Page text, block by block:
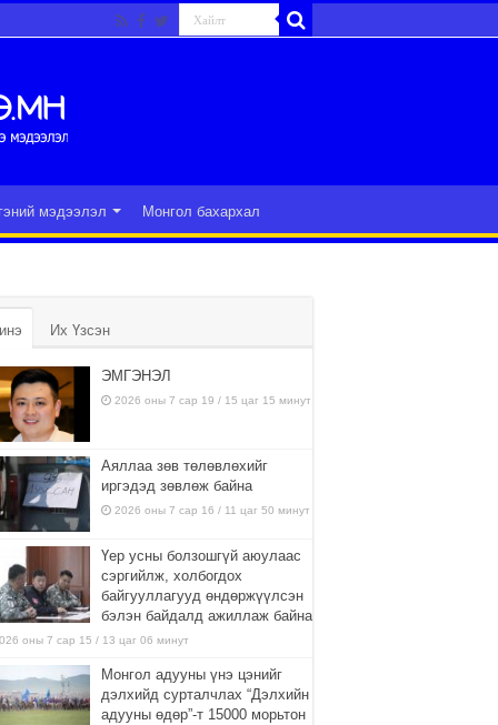
мэдээлэл Монгол бахархал
Их Үзсэн
ЭМГЭНЭЛ
2026 оны 7 сар 19 / 15 цаг 15 минут
Аяллаа зөв төлөвлөхийг
иргэдэд зөвлөж байна
2026 оны 7 сар 16 / 11 цаг 50 минут
Үер усны болзошгүй аюулаас
сэргийлж, холбогдох
байгууллагууд өндөржүүлсэн
бэлэн байдалд ажиллаж байна
оны 7 сар 15 / 13 цаг 06 минут
Монгол адууны үнэ цэнийг
дэлхийд сурталчлах “Дэлхийн
адууны өдөр”-т 15000 морьтон